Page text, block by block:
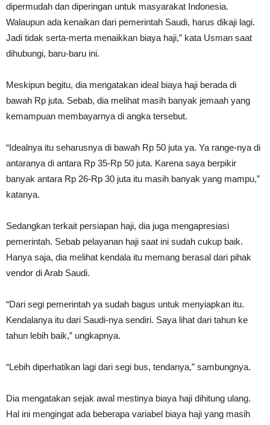
dipermudah dan diperingan untuk masyarakat Indonesia.
Walaupun ada kenaikan dari pemerintah Saudi, harus dikaji lagi.
Jadi tidak serta-merta menaikkan biaya haji,” kata Usman saat
dihubungi, baru-baru ini.
Meskipun begitu, dia mengatakan ideal biaya haji berada di
bawah Rp juta. Sebab, dia melihat masih banyak jemaah yang
kemampuan membayarnya di angka tersebut.
“Idealnya itu seharusnya di bawah Rp 50 juta ya. Ya range-nya di
antaranya di antara Rp 35-Rp 50 juta. Karena saya berpikir
banyak antara Rp 26-Rp 30 juta itu masih banyak yang mampu,”
katanya.
Sedangkan terkait persiapan haji, dia juga mengapresiasi
pemerintah. Sebab pelayanan haji saat ini sudah cukup baik.
Hanya saja, dia melihat kendala itu memang berasal dari pihak
vendor di Arab Saudi.
“Dari segi pemerintah ya sudah bagus untuk menyiapkan itu.
Kendalanya itu dari Saudi-nya sendiri. Saya lihat dari tahun ke
tahun lebih baik,” ungkapnya.
“Lebih diperhatikan lagi dari segi bus, tendanya,” sambungnya.
Dia mengatakan sejak awal mestinya biaya haji dihitung ulang.
Hal ini mengingat ada beberapa variabel biaya haji yang masih